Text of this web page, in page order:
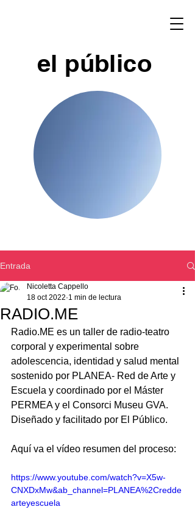
el público
Entrada
RADIO.ME
Nicoletta Cappello
18 oct 2022 1 min de lectura
Radio.ME es un taller de radio-teatro
corporal y experimental sobre
adolescencia, identidad y salud mental
sostenido por PLANEA- Red de Arte y
Escuela y coordinado por el Máster
PERMEA y el Consorci Museu GVA.
Diseñado y facilitado por El Público.
Aquí va el vídeo resumen del proceso:
https://www.youtube.com/watch?v=X5w-
CNXDxMw&ab_channel=PLANEA%2Credde
arteyescuela